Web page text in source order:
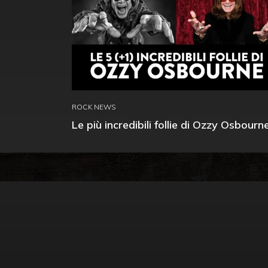
ROCK NEWS
Le più incredibili follie di Ozzy